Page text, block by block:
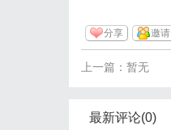
分享 邀请
上一篇：暂无
最新评论(0)